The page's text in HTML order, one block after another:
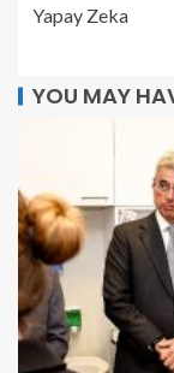
Yapay Zeka
YOU MAY